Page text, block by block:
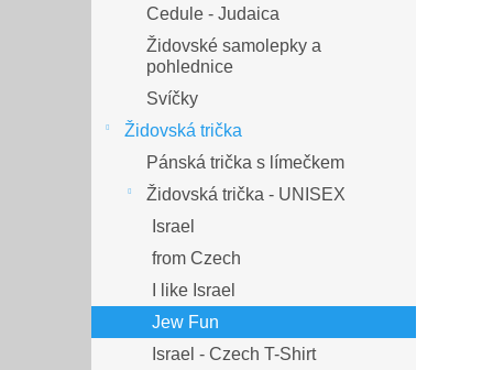
Cedule - Judaica
Židovské samolepky a
pohlednice
Svíčky
Židovská trička
Pánská trička s límečkem
Židovská trička - UNISEX
Israel
from Czech
I like Israel
Jew Fun
Israel - Czech T-Shirt